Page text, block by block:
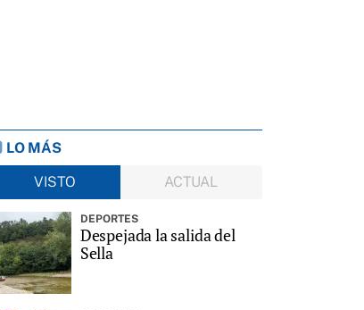
LO MÁS
VISTO
ACTUAL
DEPORTES
Despejada la salida del
Sella